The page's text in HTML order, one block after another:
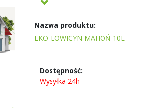
EKO-LOWICYN MAHOŃ 10L
Wysyłka 24h